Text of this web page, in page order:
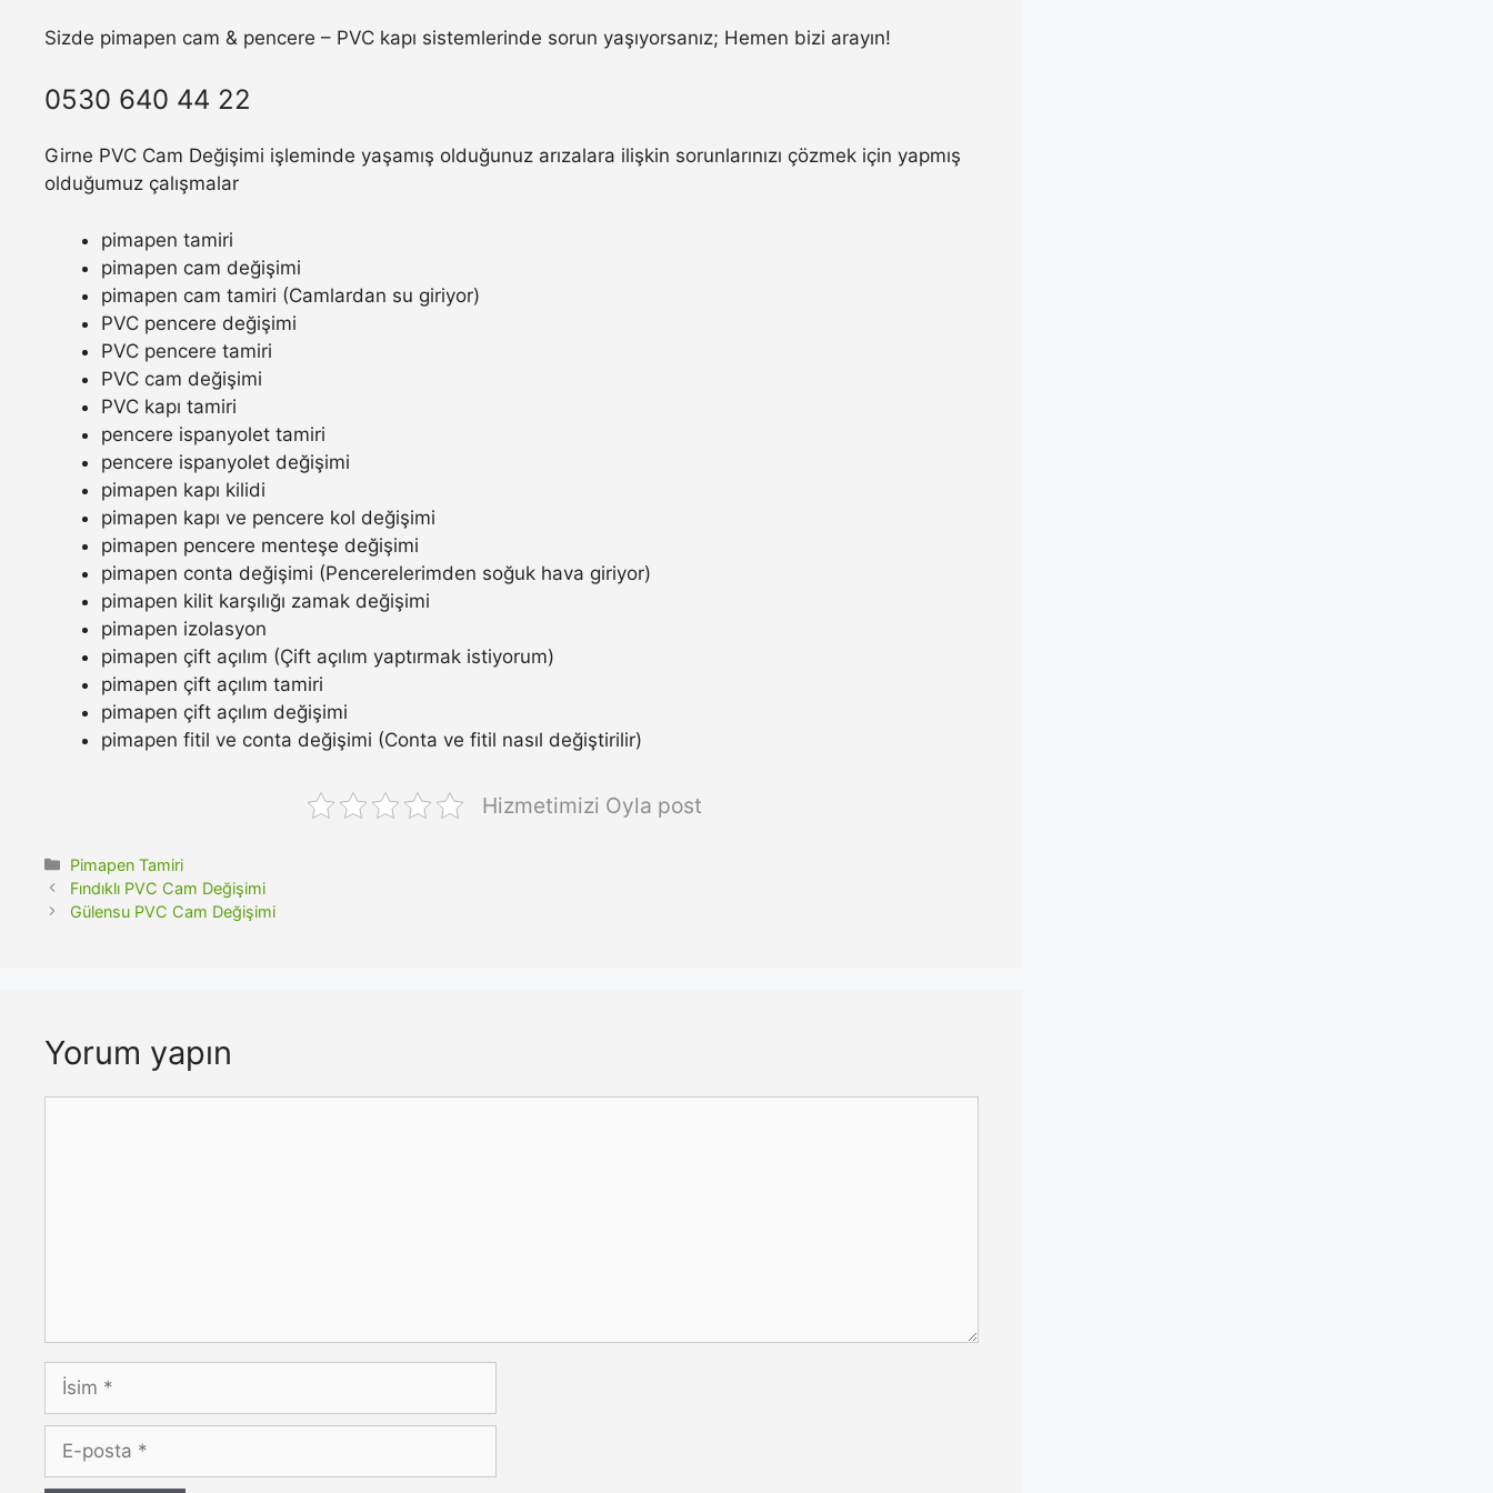
Sizde pimapen cam & pencere – PVC kapı sistemlerinde sorun yaşıyorsanız; Hemen bizi arayın!
0530 640 44 22
Girne PVC Cam Değişimi işleminde yaşamış olduğunuz arızalara ilişkin sorunlarınızı çözmek için yapmış
olduğumuz çalışmalar
pimapen tamiri
pimapen cam değişimi
pimapen cam tamiri (Camlardan su giriyor)
PVC pencere değişimi
PVC pencere tamiri
PVC cam değişimi
PVC kapı tamiri
pencere ispanyolet tamiri
pencere ispanyolet değişimi
pimapen kapı kilidi
pimapen kapı ve pencere kol değişimi
pimapen pencere menteşe değişimi
pimapen conta değişimi (Pencerelerimden soğuk hava giriyor)
pimapen kilit karşılığı zamak değişimi
pimapen izolasyon
pimapen çift açılım (Çift açılım yaptırmak istiyorum)
pimapen çift açılım tamiri
pimapen çift açılım değişimi
pimapen fitil ve conta değişimi (Conta ve fitil nasıl değiştirilir)
Hizmetimizi Oyla post
Kategoriler
Pimapen Tamiri
Fındıklı PVC Cam Değişimi
Gülensu PVC Cam Değişimi
Yorum yapın
İsim
posta